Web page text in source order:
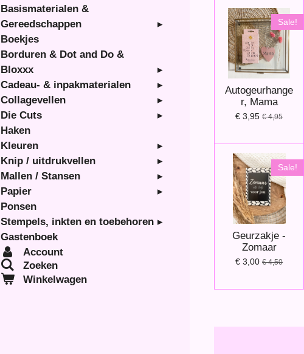
Sale!
Autogeurhange
r, Mama
€ 3,95 € 4,95
Sale!
Geurzakje -
Zomaar
€ 3,00 € 4,50
Basismaterialen &
Gereedschappen
Boekjes
Borduren & Dot and Do &
Bloxxx
Cadeau- & inpakmaterialen
Collagevellen
Die Cuts
Haken
Kleuren
Knip / uitdrukvellen
Mallen / Stansen
Papier
Ponsen
Stempels, inkten en toebehoren
Gastenboek
Account
Zoeken
Winkelwagen